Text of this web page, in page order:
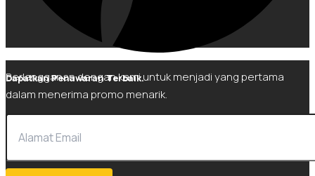
Dapatkan Penawaran Terbaik.
Berlangganan dengan kami untuk menjadi yang pertama
dalam menerima promo menarik.